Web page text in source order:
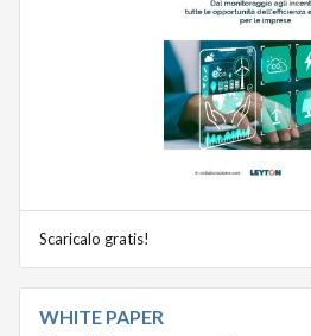
Scaricalo gratis!
WHITE PAPER